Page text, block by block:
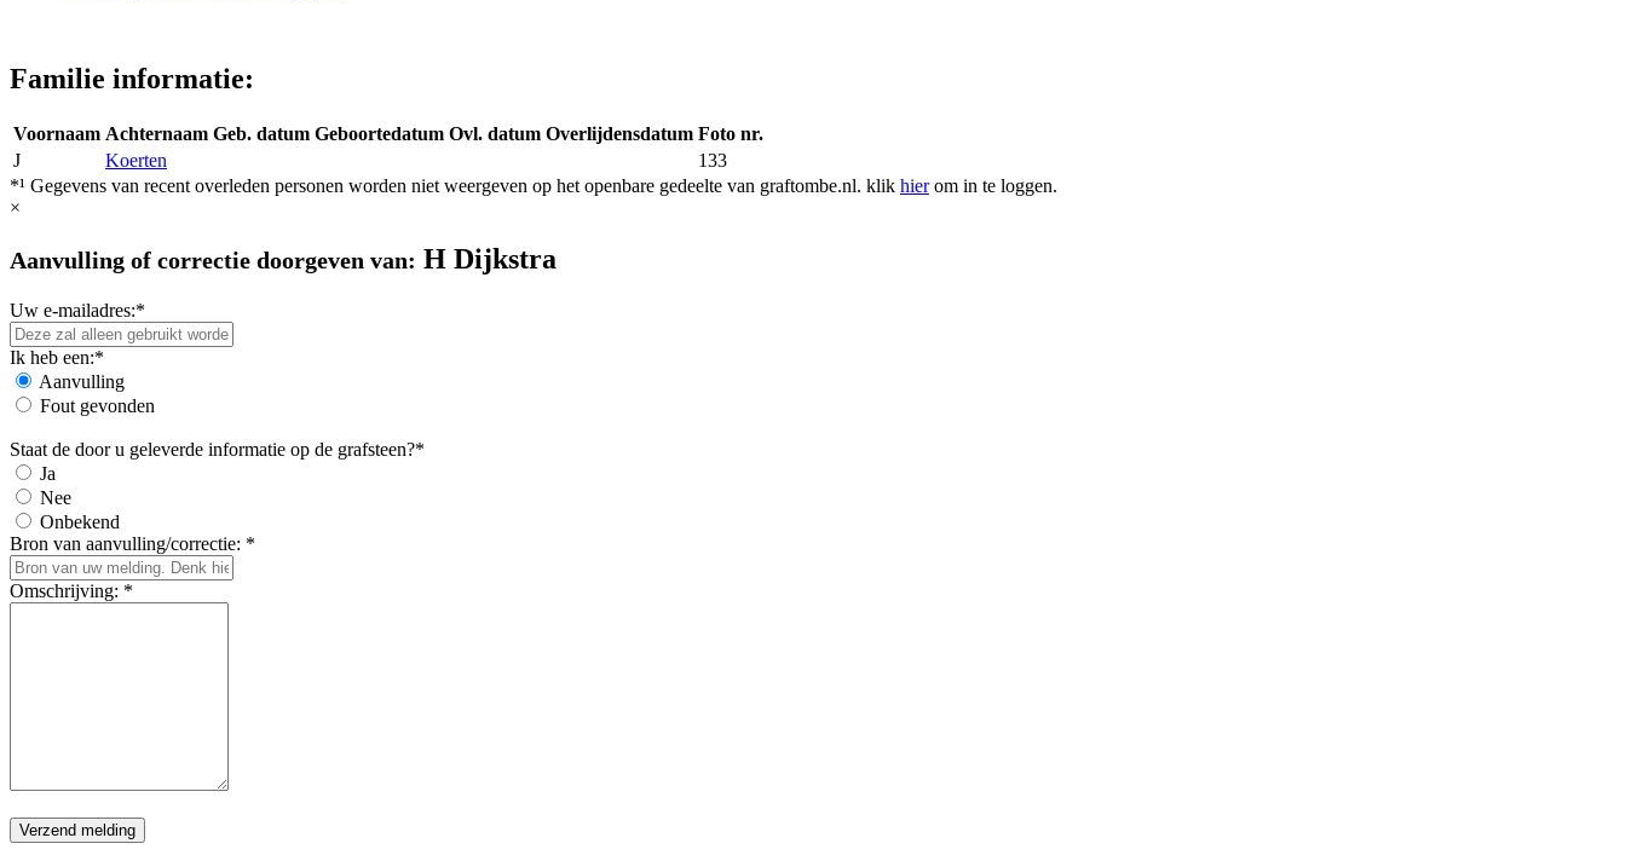
Familie informatie:
Voornaam Achternaam Geb. datum Geboortedatum Ovl. datum Overlijdensdatum Foto nr.
J
Koerten
133
*¹ Gegevens van recent overleden personen worden niet weergeven op het openbare gedeelte van graftombe.nl. klik hierom in te loggen.
×
Aanvulling of correctie doorgeven van: H Dijkstra
Uw e-mailadres:*
Ik heb een:*
Aanvulling
Fout gevonden
Staat de door u geleverde informatie op de grafsteen?*
Ja
Nee
Onbekend
Bron van aanvulling/correctie: *
Omschrijving: *